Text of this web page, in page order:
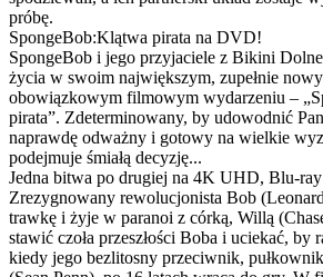
próbę.
SpongeBob:Klątwa pirata na DVD!
SpongeBob i jego przyjaciele z Bikini
życia w swoim największym, zupełnie
obowiązkowym filmowym wydarzeniu –
pirata”. Zdeterminowany, by udowodnić
naprawdę odważny i gotowy na wielkie
podejmuje śmiałą decyzję...
Jedna bitwa po drugiej na 4K UHD, Blu-
Zrezygnowany rewolucjonista Bob
trawkę i żyje w paranoi z córką, Willą
stawić czoła przeszłości Boba i uciekać, by
kiedy jego bezlitosny przeciwnik,